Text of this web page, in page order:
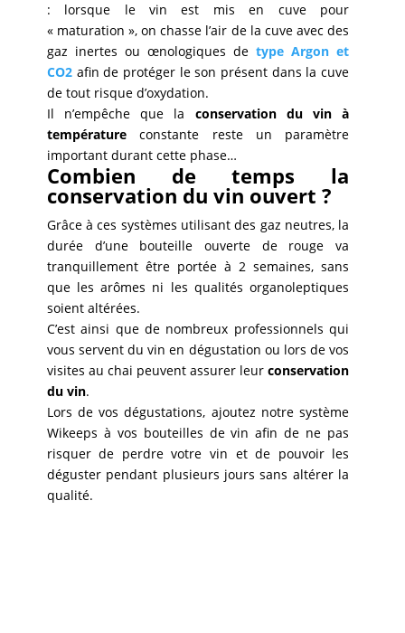
: lorsque le vin est mis en cuve pour
« maturation », on chasse l’air de la cuve avec des
gaz inertes ou œnologiques detype Argon et
CO2afin de protéger le son présent dans la cuve
de tout risque d’oxydation.
Il n’empêche que la conservation du vin à
températureconstante reste un paramètre
important durant cette phase…
Combien de temps la
conservation du vin ouvert ?
Grâce à ces systèmes utilisant des gaz neutres, la
durée d’une bouteille ouverte de rouge va
tranquillement être portée à 2 semaines, sans
que les arômes ni les qualités organoleptiques
soient altérées.
C’est ainsi que de nombreux professionnels qui
vous servent du vin en dégustation ou lors de vos
visites au chai peuvent assurer leurconservation
du vin.
Lors de vos dégustations, ajoutez notre système
Wikeeps à vos bouteilles de vin afin de ne pas
risquer de perdre votre vin et de pouvoir les
déguster pendant plusieurs jours sans altérer la
qualité.